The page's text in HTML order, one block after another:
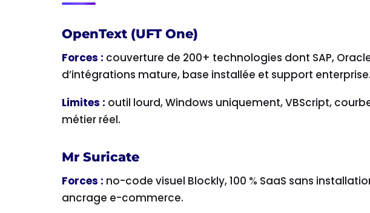
OpenText (UFT One)
Forces : couverture de 200+ technologies dont SAP,
d’intégrations mature, base installée et support enterprise.
Limites : outil lourd, Windows uniquement, VBScript,
métier réel.
Mr Suricate
Forces : no-code visuel Blockly, 100 % SaaS sans
ancrage e-commerce.